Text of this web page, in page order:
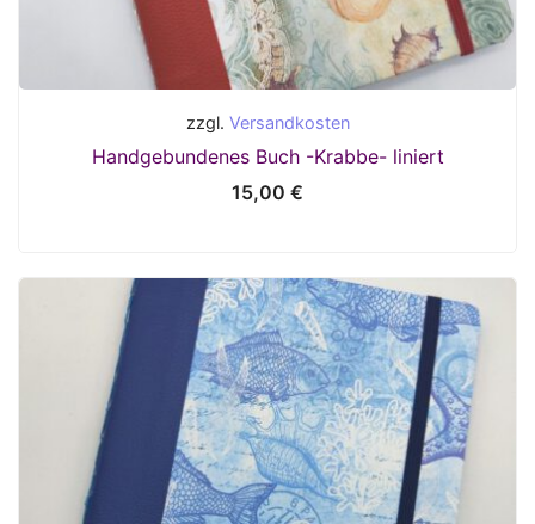
zzgl. Versandkosten
Handgebundenes Buch -Krabbe- liniert
15,00 €